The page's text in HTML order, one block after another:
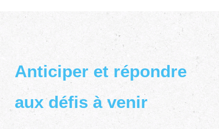
Anticiper et répondre
aux défis à venir